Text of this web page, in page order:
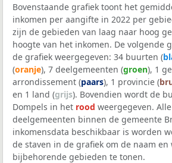
Bovenstaande grafiek toont het
inkomen per aangifte in 2022 per
zijn de gebieden van laag naar hoog
hoogte van het inkomen. De volgende
de grafiek weergegeven: 34 buurten (
(oranje), 7 deelgemeenten (groen), 1
arrondissement (paars), 1 provincie (
en 1 land (grijs). Bovendien wordt de
Dompels in het rood weergegeven.
deelgemeenten binnen de gemeente
inkomensdata beschikbaar is worden
de staven in de grafiek om de naam en
bijbehorende gebieden te tonen.